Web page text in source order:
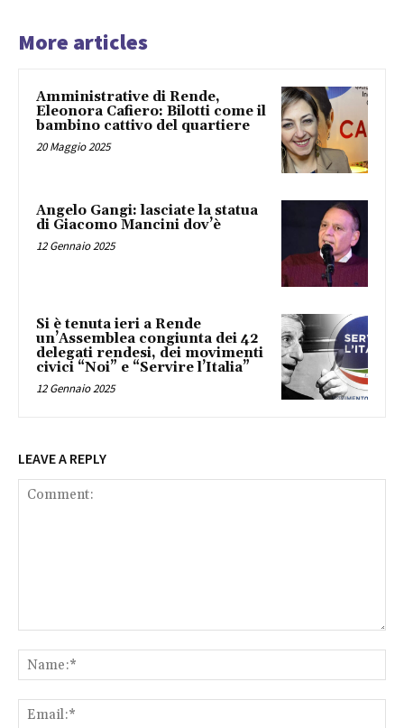
More articles
Amministrative di Rende,
Eleonora Cafiero: Bilotti come il
bambino cattivo del quartiere
20 Maggio 2025
Angelo Gangi: lasciate la statua
di Giacomo Mancini dov’è
12 Gennaio 2025
Si è tenuta ieri a Rende
un’Assemblea congiunta dei 42
delegati rendesi, dei movimenti
civici “Noi” e “Servire l’Italia”
12 Gennaio 2025
LEAVE A REPLY